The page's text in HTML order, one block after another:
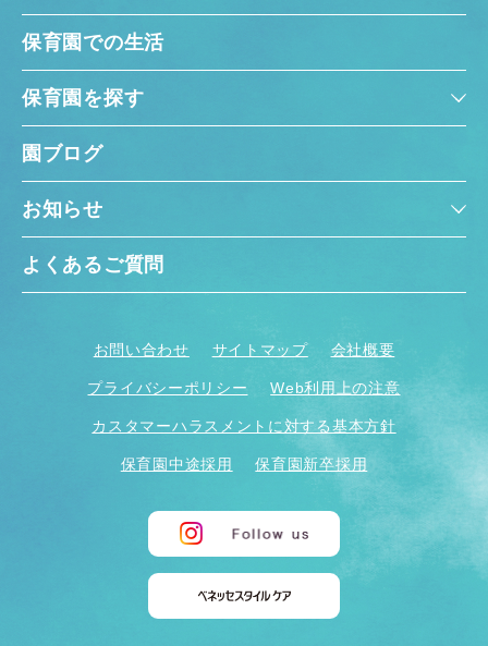
保育園での生活
保育園を探す
園ブログ
お知らせ
よくあるご質問
お問い合わせ サイトマップ 会社概要
プライバシーポリシー Web利用上の注意
カスタマーハラスメントに対する基本方針
保育園中途採用 保育園新卒採用